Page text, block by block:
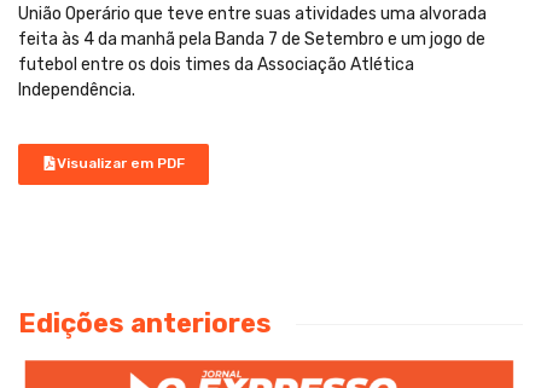
União Operário que teve entre suas atividades uma alvorada
feita às 4 da manhã pela Banda 7 de Setembro e um jogo de
futebol entre os dois times da Associação Atlética
Independência.
Visualizar em PDF
Edições anteriores